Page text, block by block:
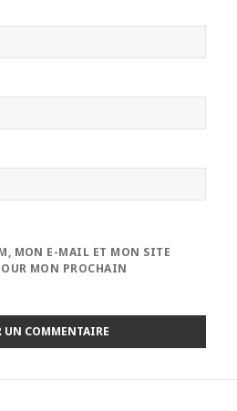
MON E-MAIL ET MON SITE
MON PROCHAIN